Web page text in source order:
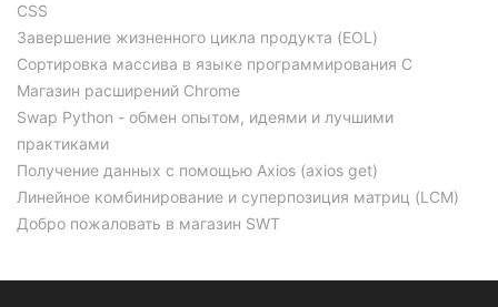
CSS
Завершение жизненного цикла продукта (EOL)
Сортировка массива в языке программирования C
Магазин расширений Chrome
Swap Python - обмен опытом, идеями и лучшими
практиками
Получение данных с помощью Axios (axios get)
Линейное комбинирование и суперпозиция матриц (LCM)
Добро пожаловать в магазин SWT